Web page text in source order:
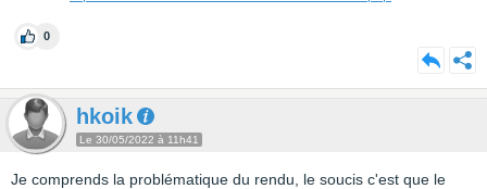
0
hkoik
Le 30/05/2022 à 11h41
Je comprends la problématique du rendu, le soucis c'est que le